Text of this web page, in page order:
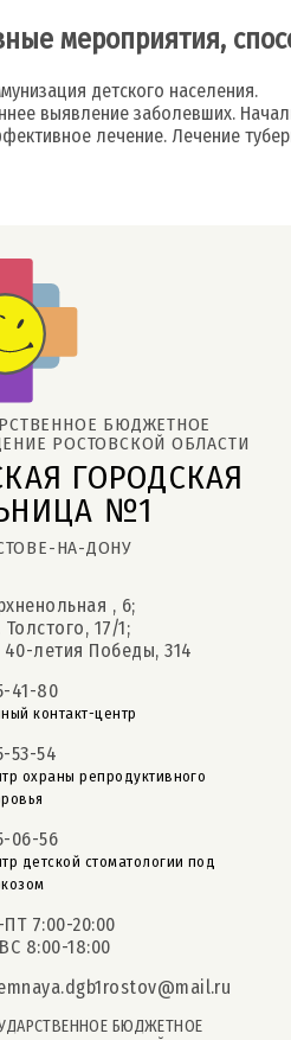
мероприятия,
детского населения.
выявление заболевших.
лечение. Лечение
ГОРОДСКАЯ
№1
НА-ДОНУ
БЮДЖЕТНОЕ
РОСТОВСКОЙ ОБЛАСТИ
, 6;
Толстого, 17/1;
40-летия Победы, 314
41-80
контакт-центр
53-54
охраны репродуктивного
06-56
детской стоматологии под
7:00-20:00
8:00-18:00
БЮДЖЕТНОЕ